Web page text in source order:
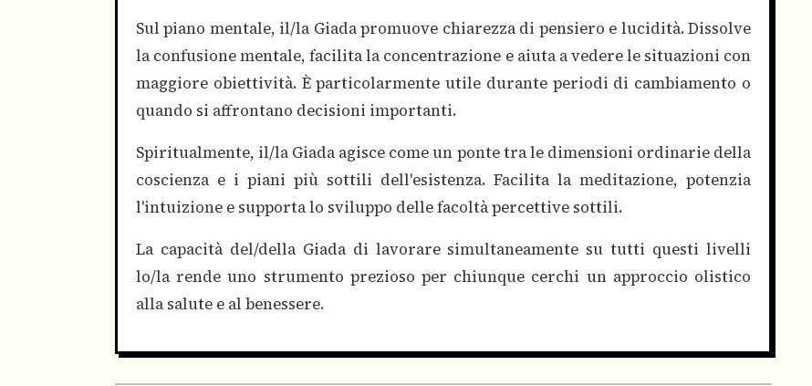
Sul piano mentale, il/la Giada promuove chiarezza di pensiero e lucidità. Dissolve
la confusione mentale, facilita la concentrazione e aiuta a vedere le situazioni con
maggiore obiettività. È particolarmente utile durante periodi di cambiamento o
quando si affrontano decisioni importanti.
Spiritualmente, il/la Giada agisce come un ponte tra le dimensioni ordinarie della
coscienza e i piani più sottili dell'esistenza. Facilita la meditazione, potenzia
l'intuizione e supporta lo sviluppo delle facoltà percettive sottili.
La capacità del/della Giada di lavorare simultaneamente su tutti questi livelli
lo/la rende uno strumento prezioso per chiunque cerchi un approccio olistico
alla salute e al benessere.